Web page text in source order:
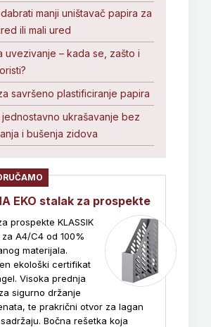
manji uništavač papira za
ili mali ured
uvezivanje – kada se, zašto i
savršeno plastificiranje papira
jednostavno ukrašavanje bez
i bušenja zidova
EKO stalak za prospekte
prospekte KLASSIK
za A4/C4 od 100%
materijala.
ekološki certifikat
Visoka prednja
sigurno držanje
te prakrični otvor za lagan
Bočna rešetka koja